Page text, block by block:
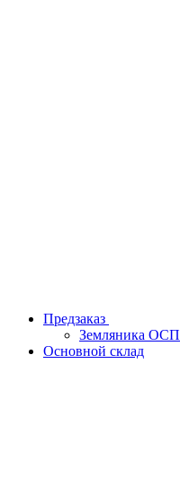
Предзаказ
Земляника ОСП
Основной склад